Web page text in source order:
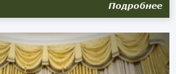
Подробнее